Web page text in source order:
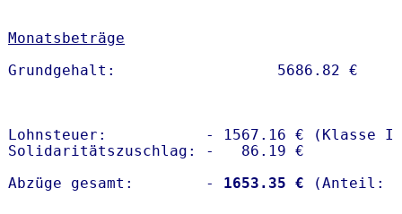
Monatsbeträge
Lohnsteuer:           - 1567.16 € (Klasse I)
Solidaritätszuschlag: -   86.19 €
Abzüge gesamt:        -
1653.35 €